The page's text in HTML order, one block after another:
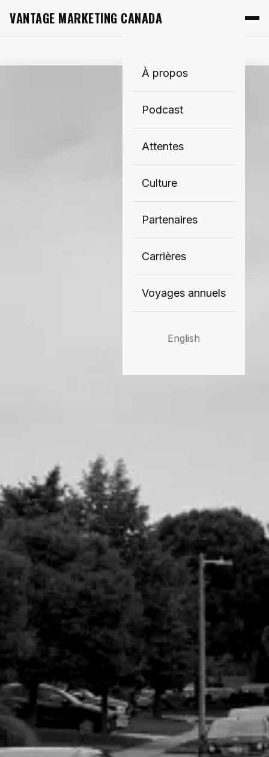
VANTAGE MARKETING CANADA
À propos
Podcast
Attentes
Culture
Partenaires
Carrières
Voyages annuels
English